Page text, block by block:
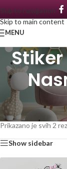
Skip to navigation
Skip to main content
MENU
Početna/
Proizvod označen
Prikazano je svih 2
Show sidebar